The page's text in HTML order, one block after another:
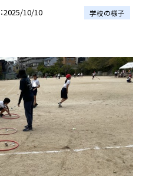
2025/10/10 学校の様子